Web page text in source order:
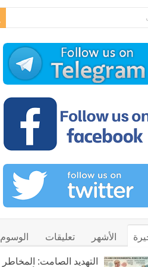
الأشهر تعليقات الوسوم
التهديد الصامت: المخاطر